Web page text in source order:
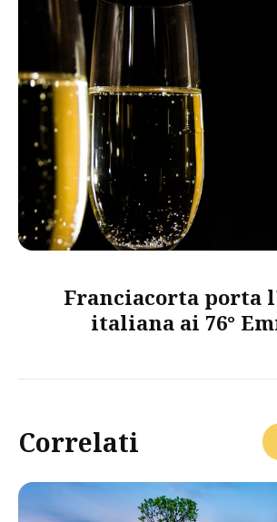
Franciacorta porta
italiana ai 76°
Correlati